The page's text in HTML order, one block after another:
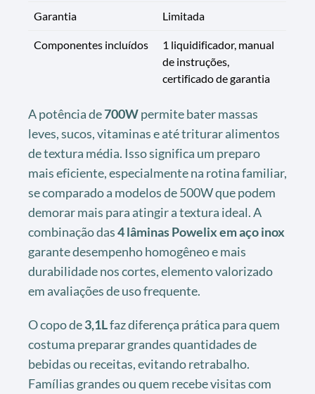
Garantia Limitada
Componentes incluídos
1 liquidificador, manual
de instruções,
certificado de garantia
A potência de700Wpermite bater massas
leves, sucos, vitaminas e até triturar alimentos
de textura média. Isso significa um preparo
mais eficiente, especialmente na rotina familiar,
se comparado a modelos de 500W que podem
demorar mais para atingir a textura ideal. A
combinação das4 lâminas Powelix em aço inox
garante desempenho homogêneo e mais
durabilidade nos cortes, elemento valorizado
em avaliações de uso frequente.
O copo de3,1Lfaz diferença prática para quem
costuma preparar grandes quantidades de
bebidas ou receitas, evitando retrabalho.
Famílias grandes ou quem recebe visitas com